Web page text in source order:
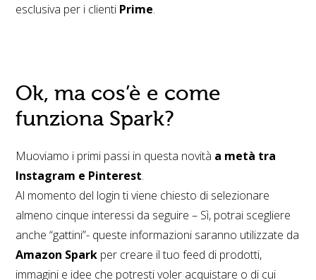
esclusiva per i clienti Prime.
Ok, ma cos’è e come
funziona Spark?
Muoviamo i primi passi in questa novità a metà tra
Instagram e Pinterest.
Al momento del login ti viene chiesto di selezionare
almeno cinque interessi da seguire – Sì, potrai scegliere
anche “gattini”- queste informazioni saranno utilizzate da
Amazon Spark per creare il tuo feed di prodotti,
immagini e idee che potresti voler acquistare o di cui